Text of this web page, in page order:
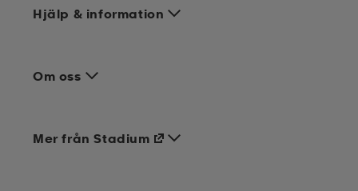
Hjälp & information
Om oss
Mer från Stadium